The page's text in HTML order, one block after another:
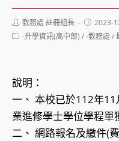
Post
author:
教務處 註冊組長
Post
published:
2023-
Post-升學資訊(高中部) /-教務處 /
說明：
一、 本校已於112年
業進修學士學位學程單
二、 網路報名及繳件(